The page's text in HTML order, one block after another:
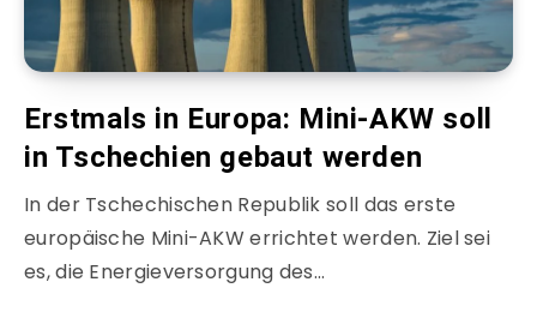
Erstmals in Europa: Mini-AKW soll
in Tschechien gebaut werden
In der Tschechischen Republik soll das erste
europäische Mini-AKW errichtet werden. Ziel sei
es, die Energieversorgung des…